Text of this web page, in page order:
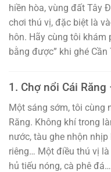
hiền hòa, vùng đất Tây
chơi thú vị, đặc biệt là
hôn. Hãy cùng tôi
bằng được” khi ghé Cần
1. Chợ nổi Cái
Một sáng sớm, tôi cùng
Răng. Không khí trong
nước, tàu ghe nhộn
riêng… Một điều thú vị
hủ tiếu nóng, cà phê